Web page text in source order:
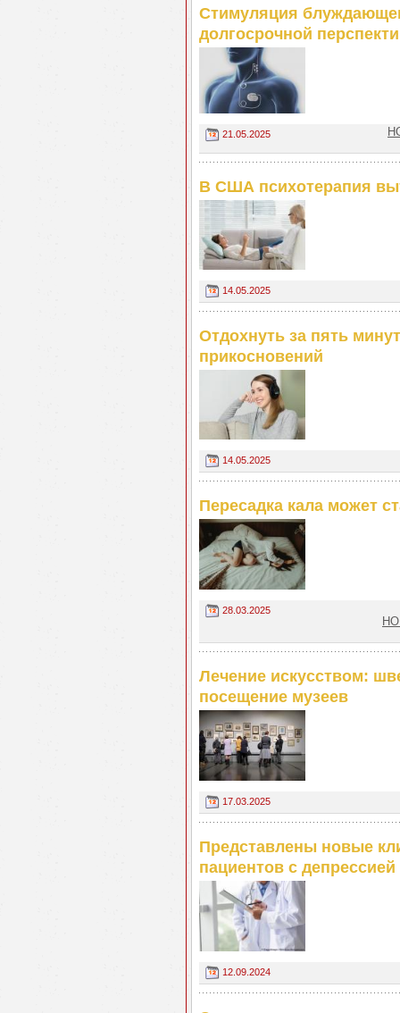
Стимуляция
долгосрочной
21.05.2025
В США психотерапия
14.05.2025
Отдохнуть за пять
прикосновений
14.05.2025
Пересадка кала может
28.03.2025
Лечение искусством:
посещение музеев
17.03.2025
Представлены новые
пациентов с депрессией
12.09.2024